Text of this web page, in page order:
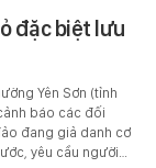
đặc biệt lưu
Yên Sơn (tỉnh
báo các đối
đang giả danh cơ
yêu cầu người…